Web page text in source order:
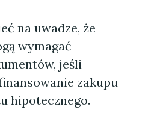
na uwadze, że
wymagać
jeśli
zakupu
hipotecznego.